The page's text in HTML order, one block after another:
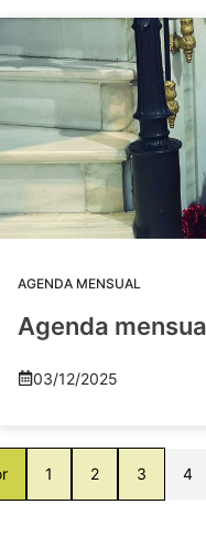
AGENDA MENSUAL
Agenda
03/12/2025
1 2 3 4